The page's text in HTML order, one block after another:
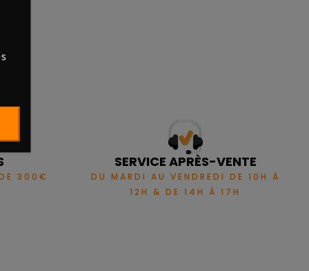
300€
SERVICE APRÈS-VENTE
DU MARDI AU VENDREDI DE 10H À
12H & DE 14H À 17H